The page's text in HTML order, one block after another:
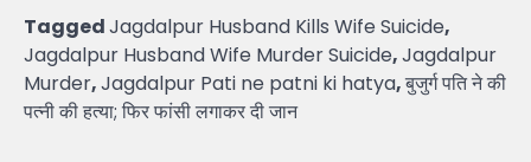
TaggedJagdalpur Husband Kills Wife Suicide,
Jagdalpur Husband Wife Murder Suicide,Jagdalpur
Murder,Jagdalpur Pati ne patni ki hatya,बुजुर्ग पति ने की
पत्नी की हत्या; फिर फांसी लगाकर दी जान